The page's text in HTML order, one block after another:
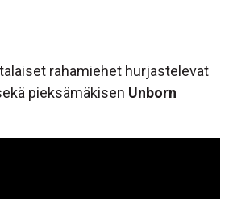
rahamiehet hurjastelevat
pieksämäkisen Unborn